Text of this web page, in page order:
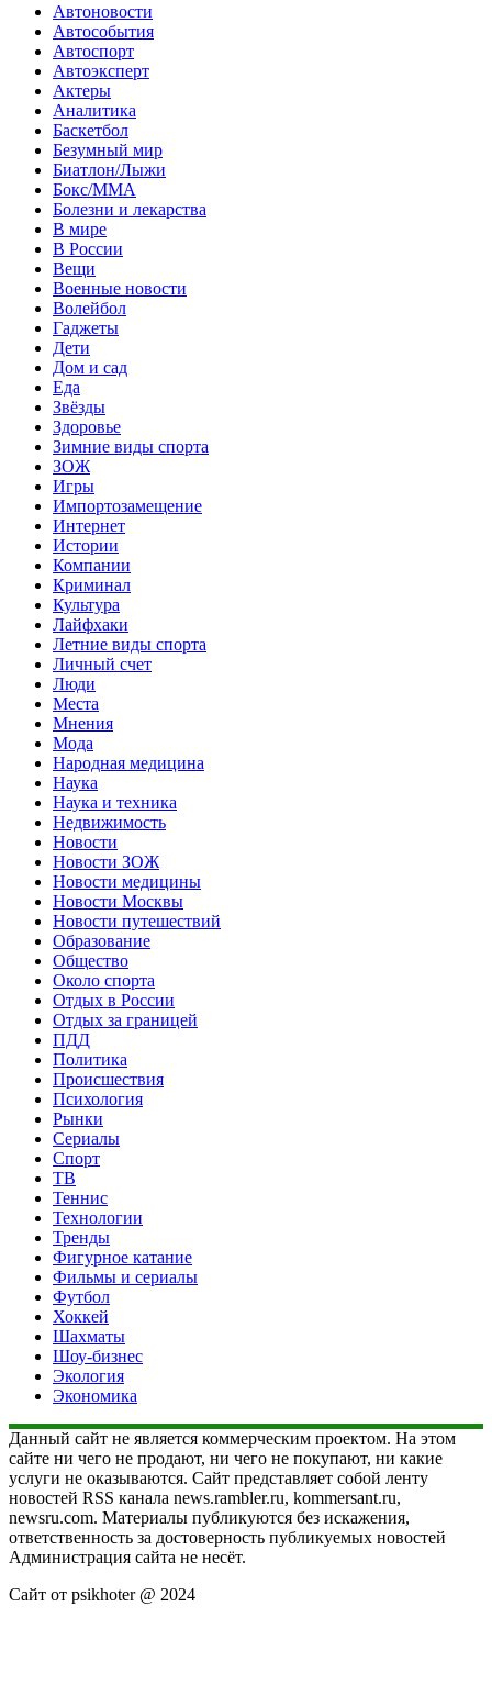
Автоновости
Автособытия
Автоспорт
Автоэксперт
Актеры
Аналитика
Баскетбол
Безумный мир
Биатлон/Лыжи
Бокс/MMA
Болезни и лекарства
В мире
В России
Вещи
Военные новости
Волейбол
Гаджеты
Дети
Дом и сад
Еда
Звёзды
Здоровье
Зимние виды спорта
ЗОЖ
Игры
Импортозамещение
Интернет
Истории
Компании
Криминал
Культура
Лайфхаки
Летние виды спорта
Личный счет
Люди
Места
Мнения
Мода
Народная медицина
Наука
Наука и техника
Недвижимость
Новости
Новости ЗОЖ
Новости медицины
Новости Москвы
Новости путешествий
Образование
Общество
Около спорта
Отдых в России
Отдых за границей
ПДД
Политика
Происшествия
Психология
Рынки
Сериалы
Спорт
ТВ
Теннис
Технологии
Тренды
Фигурное катание
Фильмы и сериалы
Футбол
Хоккей
Шахматы
Шоу-бизнес
Экология
Экономика
Данный сайт не является коммерческим проектом. На этом
сайте ни чего не продают, ни чего не покупают, ни какие
услуги не оказываются. Сайт представляет собой ленту
новостей RSS канала news.rambler.ru, kommersant.ru,
newsru.com. Материалы публикуются без искажения,
ответственность за достоверность публикуемых новостей
Администрация сайта не несёт.
Сайт от psikhoter @ 2024